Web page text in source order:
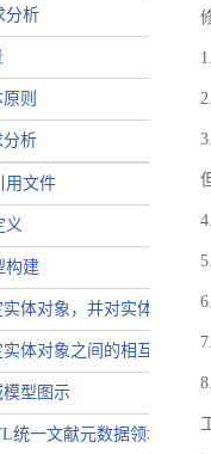
分析
则
分析
用文件
义
构建
实体对象，并对实体对象命
实体对象之间的相互关系
模型图示
统一文献元数据领域模型